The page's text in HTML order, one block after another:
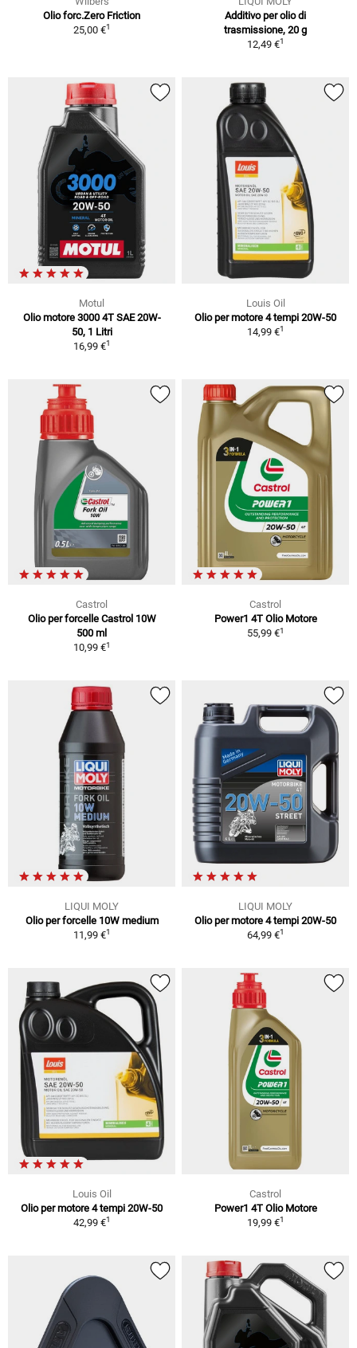
Olio forc.Zero Friction
25,00 €1
Additivo per olio di
trasmissione, 20 g
12,49 €1
Motul
Olio motore 3000 4T SAE 20W-
50, 1 Litri
16,99 €1
Louis Oil
Olio per motore 4 tempi 20W-50
14,99 €1
Castrol
Olio per forcelle Castrol 10W
500 ml
10,99 €1
Castrol
Power1 4T Olio Motore
55,99 €1
LIQUI MOLY
Olio per forcelle 10W medium
11,99 €1
LIQUI MOLY
Olio per motore 4 tempi 20W-50
64,99 €1
Louis Oil
Olio per motore 4 tempi 20W-50
42,99 €1
Castrol
Power1 4T Olio Motore
19,99 €1